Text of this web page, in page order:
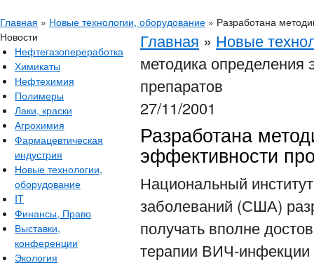
Главная » Новые технологии, оборудование » Разработана
Новости
Нефтегазопереработка
Химикаты
Нефтехимия
Полимеры
Лаки, краски
Агрохимия
Фармацевтическая
индустрия
Новые технологии,
оборудование
IT
Финансы, Право
Выставки,
конференции
Экология
Главная » Новые
методика определения
препаратов
27/11/2001
Разработана
эффективности
Национальный
заболеваний (США)
получать вполне
терапии ВИЧ-инфекции